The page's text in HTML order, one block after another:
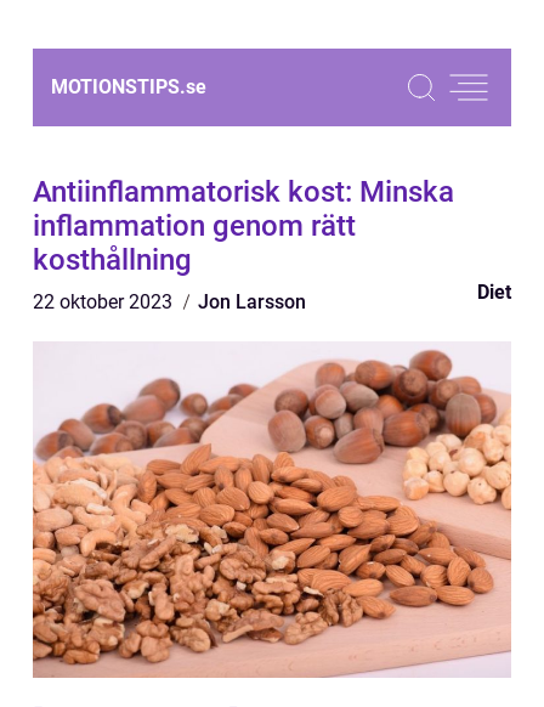
MOTIONSTIPS.se
Antiinflammatorisk kost: Minska
inflammation genom rätt
kosthållning
22 oktober 2023 Jon Larsson Diet